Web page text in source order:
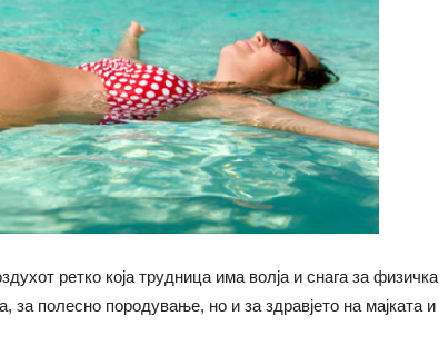
ретко која трудница има волја и снага за физичка
за полесно породување, но и за здравјето на мајката и